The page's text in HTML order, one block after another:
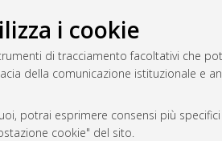
i cookie
di tracciamento facoltativi che
della comunicazione istituzionale e
potrai esprimere consensi più
cookie" del sito.